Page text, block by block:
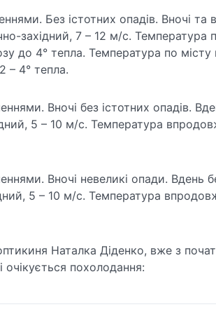
Без істотних опадів. Вночі та
західний, 7 – 12 м/с. Температура
до 4° тепла. Температура по місту
– 4° тепла.
Вночі без істотних опадів.
5 – 10 м/с. Температура
Вночі невеликі опади. Вдень
5 – 10 м/с. Температура
Наталка Діденко, вже з
очікується похолодання: